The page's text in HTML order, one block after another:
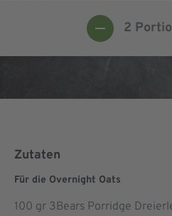
2
Zutaten
Für die Overnight Oats
100 gr 3Bears Porridge